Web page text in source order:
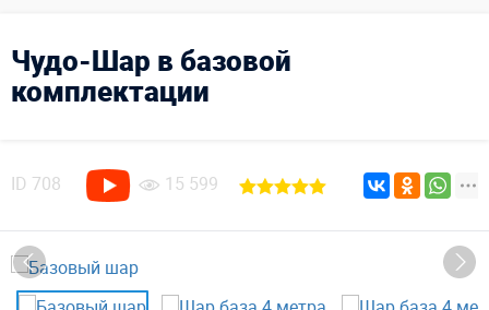
Чудо-Шар в базовой
комплектации
ID 708 15 599